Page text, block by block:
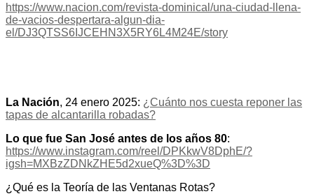
https://www.nacion.com/revista-dominical/una-ciudad-llena-
de-vacios-despertara-algun-dia-
el/DJ3QTSS6IJCEHN3X5RY6L4M24E/story
La Nación, 24 enero 2025: ¿Cuánto nos cuesta reponer las
tapas de alcantarilla robadas?
Lo que fue San José antes de los años 80:
https://www.instagram.com/reel/DPKkwV8DphE/?
igsh=MXBzZDNkZHE5d2xueQ%3D%3D
¿Qué es la Teoría de las Ventanas Rotas?